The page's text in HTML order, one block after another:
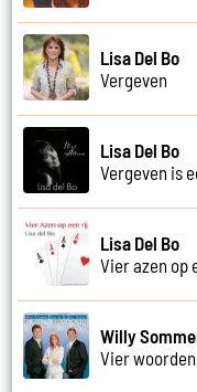
Lisa Del Bo
Vergeven
Lisa Del Bo
Vergeven is
Lisa Del Bo
Vier azen op
Willy
Vier woorden